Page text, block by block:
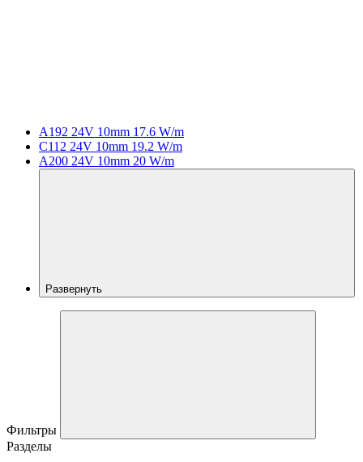
A192 24V 10mm 17.6 W/m
C112 24V 10mm 19.2 W/m
A200 24V 10mm 20 W/m
Развернуть
Фильтры
Разделы